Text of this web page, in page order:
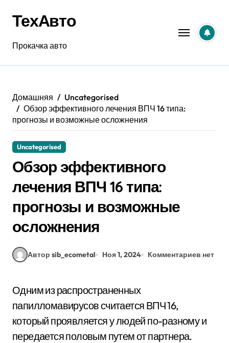
содержанию
ТехАвто
Прокачка авто
Домашняя
Uncategorised
Обзор эффективного лечения ВПЧ 16 типа:
прогнозы и возможные осложнения
Uncategorised
Обзор эффективного
лечения ВПЧ 16 типа:
прогнозы и возможные
осложнения
Автор sib_ecometal Ноя 1, 2024 Комментариев нет
Одним из распространенных
папилломавирусов считается ВПЧ 16,
который проявляется у людей по-разному и
передается половым путем от партнера.